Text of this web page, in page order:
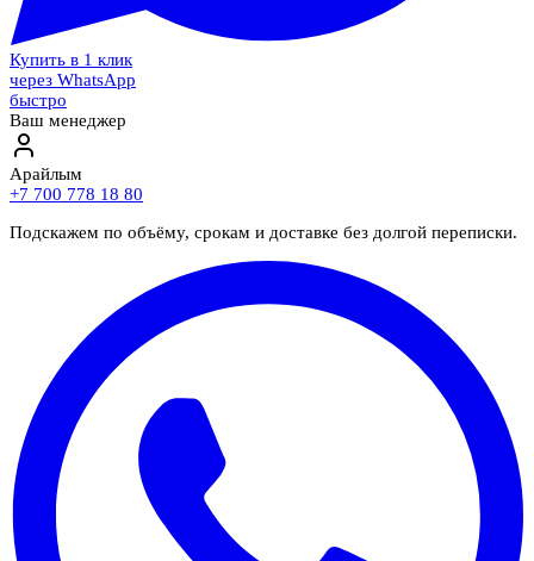
Купить в 1 клик
через WhatsApp
быстро
Ваш менеджер
Арайлым
+7 700 778 18 80
Подскажем по объёму, срокам и доставке без долгой переписки.